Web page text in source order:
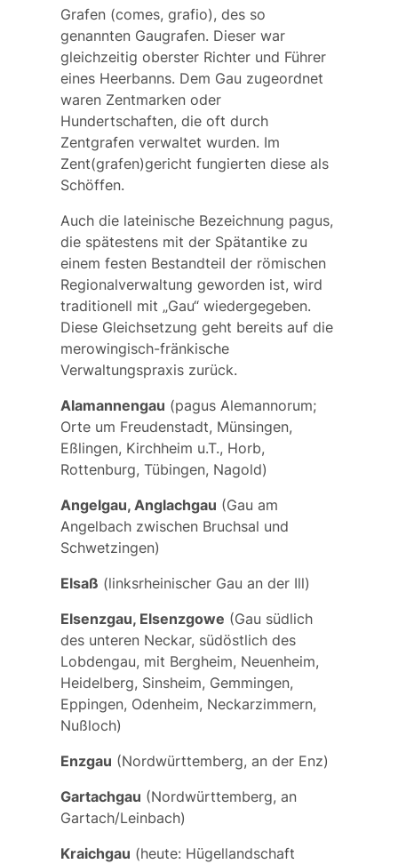
Grafen (comes, grafio), des so
genannten Gaugrafen. Dieser war
gleichzeitig oberster Richter und Führer
eines Heerbanns. Dem Gau zugeordnet
waren Zentmarken oder
Hundertschaften, die oft durch
Zentgrafenverwaltet wurden. Im
Zent(grafen)gericht fungierten diese als
Schöffen.
Auch die lateinische Bezeichnung pagus,
die spätestens mit der Spätantike zu
einem festen Bestandteil der römischen
Regionalverwaltung geworden ist, wird
traditionell mit „Gau“ wiedergegeben.
Diese Gleichsetzung geht bereits auf die
merowingisch-fränkische
Verwaltungspraxis zurück.
Alamannengau (pagus Alemannorum;
Orte um Freudenstadt, Münsingen,
Eßlingen, Kirchheim u.T., Horb,
Rottenburg, Tübingen, Nagold)
Angelgau, Anglachgau (Gau am
Angelbach zwischen Bruchsal und
Schwetzingen)
Elsaß (linksrheinischer Gau an der Ill)
Elsenzgau, Elsenzgowe (Gau südlich
des unteren Neckar, südöstlich des
Lobdengau, mit Bergheim, Neuenheim,
Heidelberg, Sinsheim, Gemmingen,
Eppingen, Odenheim, Neckarzimmern,
Nußloch)
Enzgau (Nordwürttemberg, an der Enz)
Gartachgau (Nordwürttemberg, an
Gartach/Leinbach)
Kraichgau (heute: Hügellandschaft